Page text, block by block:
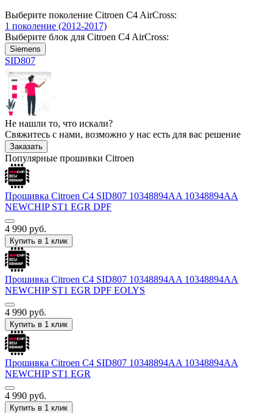
Выберите поколение Citroen C4 AirCross:
1 поколение (2012-2017)
Выберите блок для Citroen C4 AirCross:
Siemens
SID807
Не нашли то, что искали?
Свяжитесь с нами, возможно у нас есть для вас решение
Заказать
Популярные прошивки Citroen
Прошивка Citroen C4 SID807 10348894AA 10348894AA
NEWCHIP ST1 EGR DPF
4 990 руб.
Купить в 1 клик
Прошивка Citroen C4 SID807 10348894AA 10348894AA
NEWCHIP ST1 EGR DPF EOLYS
4 990 руб.
Купить в 1 клик
Прошивка Citroen C4 SID807 10348894AA 10348894AA
NEWCHIP ST1 EGR
4 990 руб.
Купить в 1 клик